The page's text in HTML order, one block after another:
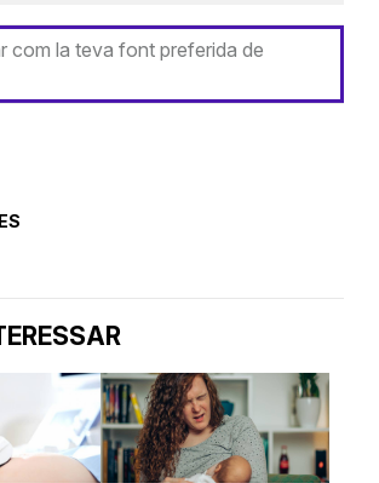
com la teva font preferida de